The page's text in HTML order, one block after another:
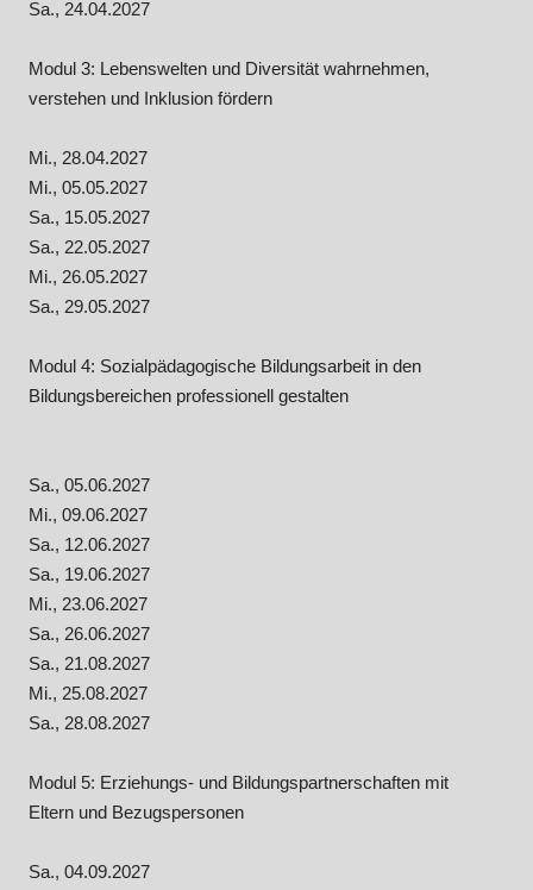
Sa., 24.04.2027
Modul 3: Lebenswelten und Diversität wahrnehmen,
verstehen und Inklusion fördern
Mi., 28.04.2027
Mi., 05.05.2027
Sa., 15.05.2027
Sa., 22.05.2027
Mi., 26.05.2027
Sa., 29.05.2027
Modul 4: Sozialpädagogische Bildungsarbeit in den
Bildungsbereichen professionell gestalten
Sa., 05.06.2027
Mi., 09.06.2027
Sa., 12.06.2027
Sa., 19.06.2027
Mi., 23.06.2027
Sa., 26.06.2027
Sa., 21.08.2027
Mi., 25.08.2027
Sa., 28.08.2027
Modul 5: Erziehungs- und Bildungspartnerschaften mit
Eltern und Bezugspersonen
Sa., 04.09.2027